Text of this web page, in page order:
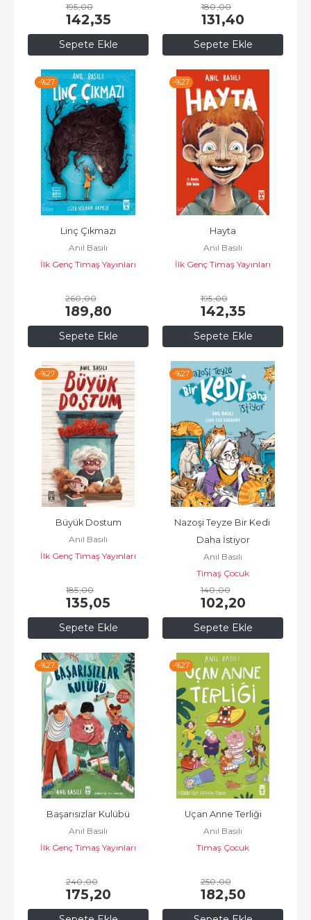
Sepete Ekle
195,00
142,35
Sepete Ekle
180,00
131,40
-%27
Sepete Ekle
Linç Çıkmazı
Anıl Basılı
İlk Genç Timaş Yayınları
260,00
189,80
-%27
Sepete Ekle
Hayta
Anıl Basılı
İlk Genç Timaş Yayınları
195,00
142,35
-%27
Sepete Ekle
Büyük Dostum
Anıl Basılı
İlk Genç Timaş Yayınları
185,00
135,05
-%27
Sepete Ekle
Nazoşi Teyze Bir Kedi
Daha İstiyor
Anıl Basılı
Timaş Çocuk
140,00
102,20
-%27
Başarısızlar Kulübü
Anıl Basılı
İlk Genç Timaş Yayınları
240,00
175,20
-%27
Uçan Anne Terliği
Anıl Basılı
Timaş Çocuk
250,00
182,50